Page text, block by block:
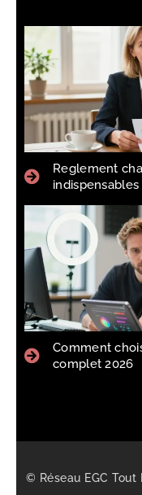
Reglement
Comment
complet 2026
© Réseau EGC Tout